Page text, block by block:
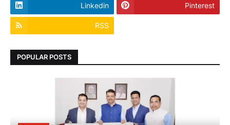
Linkedin Pinterest
RSS
POPULAR POSTS